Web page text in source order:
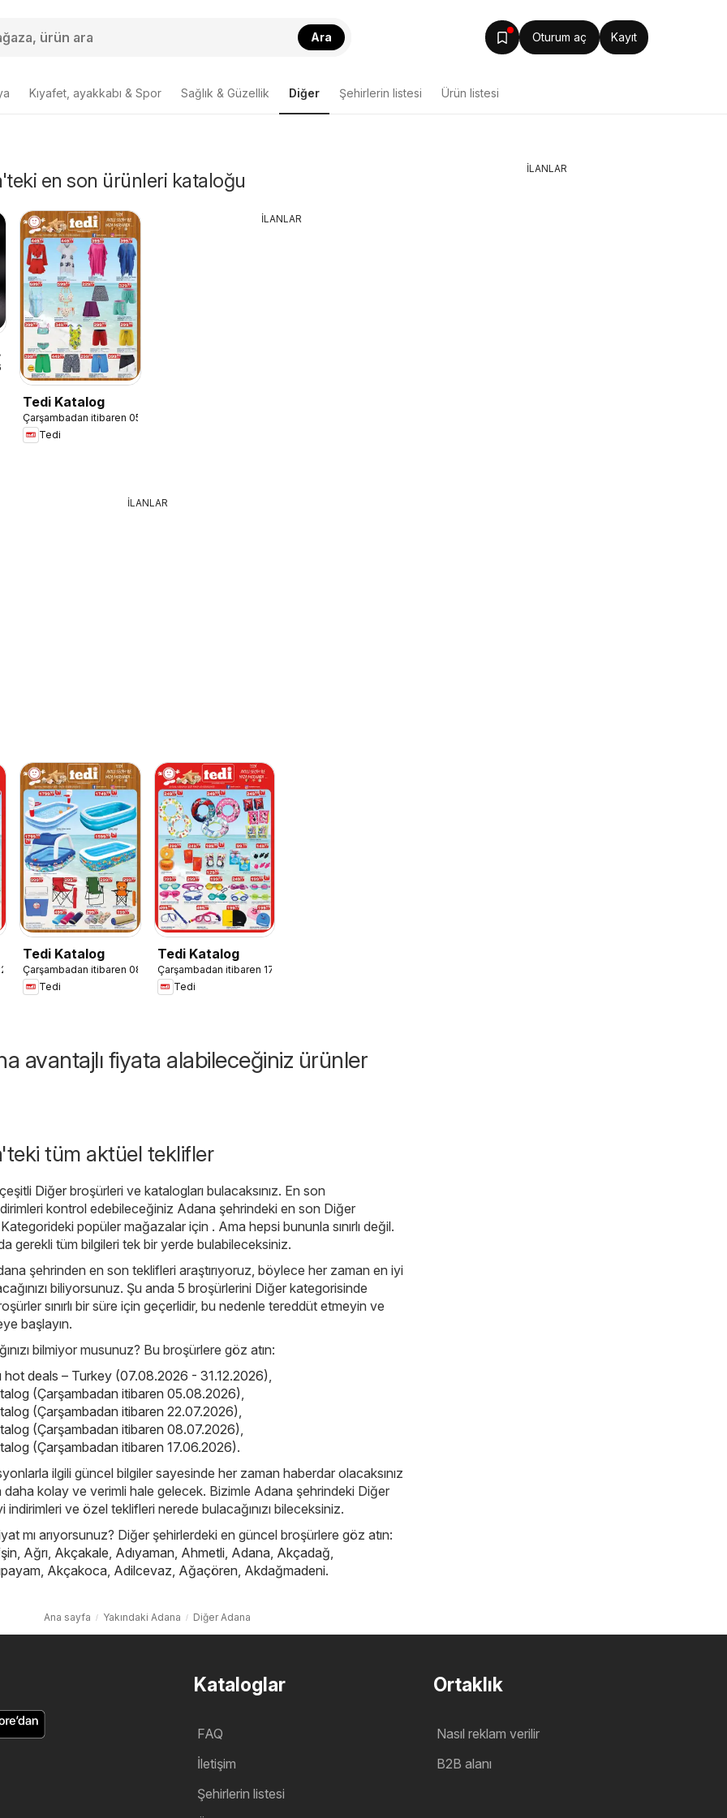
Ara Oturum aç Kayıt
Kıyafet, ayakkabı & Spor Sağlık & Güzellik Diğer Şehirlerin listesi Ürün listesi
en son ürünleri kataloğu
Tedi Katalog
Çarşambadan itibaren 05.08.2026
Tedi
İLANLAR
İLANLAR
Tedi Katalog
Çarşambadan itibaren 08.07.2026
Tedi
Tedi Katalog
Çarşambadan itibaren 17.06.2026
Tedi
avantajlı fiyata alabileceğiniz ürünler
tüm aktüel teklifler
Diğer broşürleri ve katalogları bulacaksınız. En son
kontrol edebileceğiniz Adana şehrindeki en son Diğer
popüler mağazalar için . Ama hepsi bununla sınırlı değil.
gerekli tüm bilgileri tek bir yerde bulabileceksiniz.
şehrinden en son teklifleri araştırıyoruz, böylece her zaman en iyi
biliyorsunuz. Şu anda 5 broşürlerini Diğer kategorisinde
sınırlı bir süre için geçerlidir, bu nedenle tereddüt etmeyin ve
başlayın.
bilmiyor musunuz? Bu broşürlere göz atın:
hot deals – Turkey (07.08.2026 - 31.12.2026)
(Çarşambadan itibaren 05.08.2026)
(Çarşambadan itibaren 22.07.2026)
(Çarşambadan itibaren 08.07.2026)
(Çarşambadan itibaren 17.06.2026).
ilgili güncel bilgiler sayesinde her zaman haberdar olacaksınız
daha kolay ve verimli hale gelecek. Bizimle Adana şehrindeki Diğer
ve özel teklifleri nerede bulacağınızı bileceksiniz.
mı arıyorsunuz? Diğer şehirlerdeki en güncel broşürlere göz atın:
Ağrı Akçakale Adıyaman Ahmetli Adana Akçadağ
Akçakoca Adilcevaz Ağaçören Akdağmadeni.
Ana sayfa Yakındaki Adana Diğer Adana
İLANLAR
Kataloglar
FAQ
İletişim
Şehirlerin listesi
Ortaklık
Nasıl reklam verilir
B2B alanı